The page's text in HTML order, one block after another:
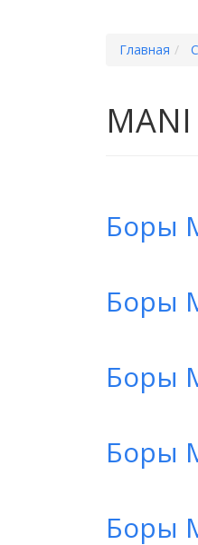
Главная
Боры
Боры
Боры
Боры
Боры